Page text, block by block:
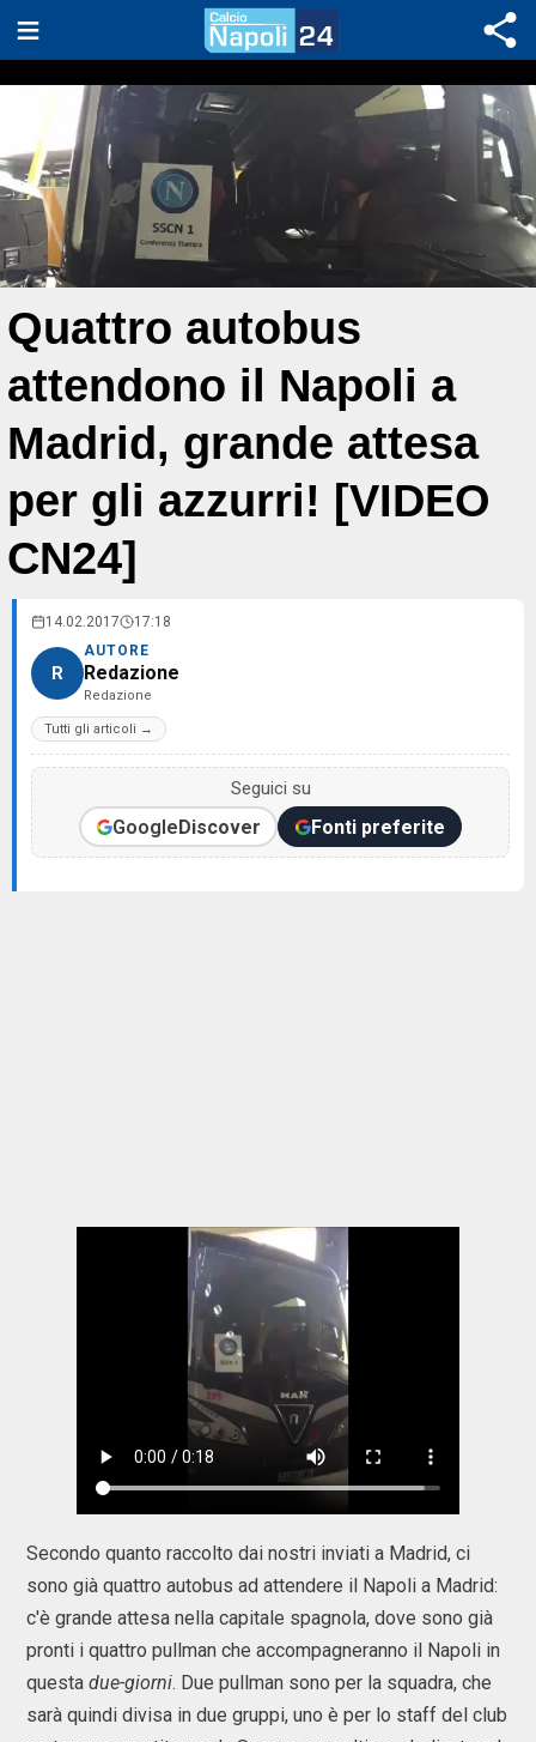
Quattro autobus
attendono il Napoli a
Madrid, grande attesa
per gli azzurri! [VIDEO
CN24]
14.02.2017 17:18
R
AUTORE
Redazione
Redazione
Tutti gli articoli →
Seguici su
GoogleDiscover Fonti preferite
Secondo quanto raccolto dai nostri inviati a Madrid, ci
sono già quattro autobus ad attendere il Napoli a Madrid:
c'è grande attesa nella capitale spagnola, dove sono già
pronti i quattro pullman che accompagneranno il Napoli in
questa due-giorni. Due pullman sono per la squadra, che
sarà quindi divisa in due gruppi, uno è per lo staff del club